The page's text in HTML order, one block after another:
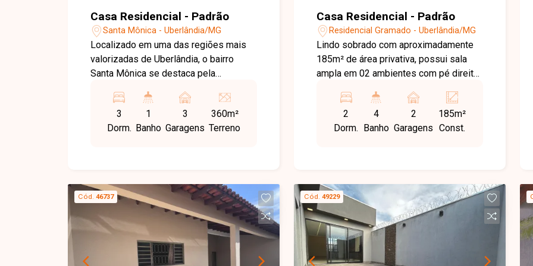
Casa Residencial - Padrão
Santa Mônica - Uberlândia/MG
Localizado em uma das regiões mais
valorizadas de Uberlândia, o bairro
Santa Mônica se destaca pela
com universidades, centros comerciais
e fácil acesso às principais vias da
cidade. É uma região consolidada, com
dia a dia sem abrir mão de qualidade de
vida e segurança. A casa possui sala
ampla em dois ambientes,
proporcionando conforto e integração
dos espaços. Conta com três quartos
na residência principal, sendo um deles
3
Dorm.
1
Banho
3
Garagens
360m²
Terreno
Casa Residencial - Padrão
Residencial Gramado - Uberlândia/MG
Lindo sobrado com aproximadamente
185m² de área privativa, possui sala
ampla em 02 ambientes com pé direito
hidromassagem e cromoterapia, lavabo,
cozinha com armários e bancada de
granito, varanda com mini academia,
2
Dorm.
4
Banho
2
Garagens
185m²
Const.
Cód. 46737 Cód. 49229